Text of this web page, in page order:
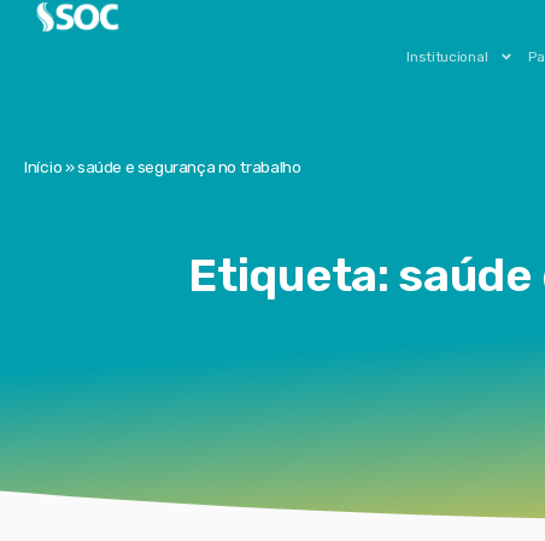
Institucional
Início»saúde e segurança no trabalho
Etiqueta: